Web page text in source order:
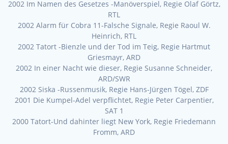
2002 Im Namen des Gesetzes -Manöverspiel, Regie Olaf Görtz,
RTL
2002 Alarm für Cobra 11-Falsche Signale, Regie Raoul W.
Heinrich, RTL
2002 Tatort -Bienzle und der Tod im Teig, Regie Hartmut
Griesmayr, ARD
2002 In einer Nacht wie dieser, Regie Susanne Schneider,
ARD/SWR
2002 Siska -Russenmusik, Regie Hans-Jürgen Tögel, ZDF
2001 Die Kumpel-Adel verpflichtet, Regie Peter Carpentier,
SAT 1
2000 Tatort-Und dahinter liegt New York, Regie Friedemann
Fromm, ARD